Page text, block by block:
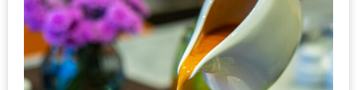
ที่
AIKO
(THE
UP,